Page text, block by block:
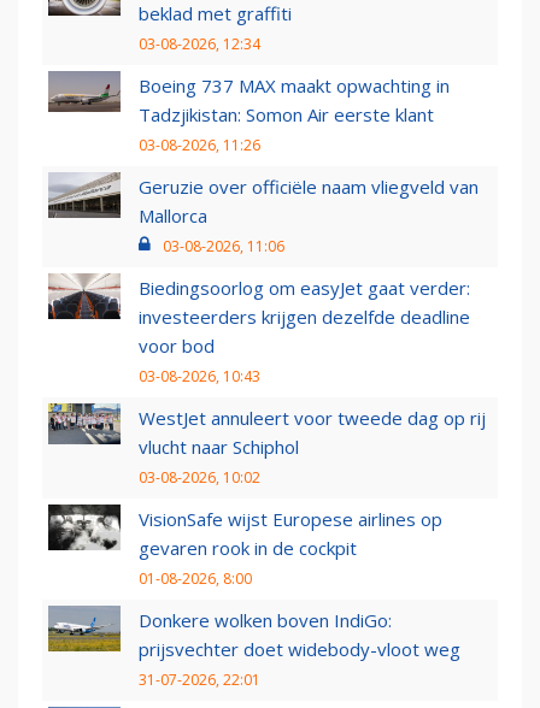
beklad met graffiti
03-08-2026, 12:34
Boeing 737 MAX maakt opwachting in
Tadzjikistan: Somon Air eerste klant
03-08-2026, 11:26
Geruzie over officiële naam vliegveld van
Mallorca
03-08-2026, 11:06
Biedingsoorlog om easyJet gaat verder:
investeerders krijgen dezelfde deadline
voor bod
03-08-2026, 10:43
WestJet annuleert voor tweede dag op rij
vlucht naar Schiphol
03-08-2026, 10:02
VisionSafe wijst Europese airlines op
gevaren rook in de cockpit
01-08-2026, 8:00
Donkere wolken boven IndiGo:
prijsvechter doet widebody-vloot weg
31-07-2026, 22:01